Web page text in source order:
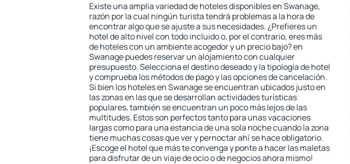
Existe una amplia variedad de hoteles disponibles en Swanage,
razón por la cual ningún turista tendrá problemas a la hora de
encontrar algo que se ajuste a sus necesidades. ¿Prefieres un
hotel de alto nivel con todo incluido o, por el contrario, eres más
de hoteles con un ambiente acogedor y un precio bajo? en
Swanage puedes reservar un alojamiento con cualquier
presupuesto. Selecciona el destino deseado y la tipología de hotel
y comprueba los métodos de pago y las opciones de cancelación.
Si bien los hoteles en Swanage se encuentran ubicados justo en
las zonas en las que se desarrollan actividades turísticas
populares, también se encuentran un poco más lejos de las
multitudes. Estos son perfectos tanto para unas vacaciones
largas como para una estancia de una sola noche cuando la zona
tiene muchas cosas que ver y pernoctar ahí se hace obligatorio.
¡Escoge el hotel que más te convenga y ponte a hacer las maletas
para disfrutar de un viaje de ocio o de negocios ahora mismo!